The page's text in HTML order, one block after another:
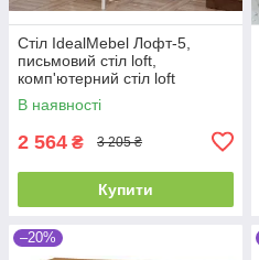
Стіл IdealMebel Лофт-5,
письмовий стіл loft,
комп'ютерний стіл loft
В наявності
2 564 ₴ 3 205 ₴
Купити
–20%